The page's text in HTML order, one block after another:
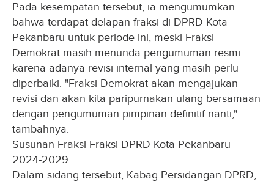
Pada kesempatan tersebut, ia mengumumkan
bahwa terdapat delapan fraksi di DPRD Kota
Pekanbaru untuk periode ini, meski Fraksi
Demokrat masih menunda pengumuman resmi
karena adanya revisi internal yang masih perlu
diperbaiki. "Fraksi Demokrat akan mengajukan
revisi dan akan kita paripurnakan ulang bersamaan
dengan pengumuman pimpinan definitif nanti,"
tambahnya.
Susunan Fraksi-Fraksi DPRD Kota Pekanbaru
2024-2029
Dalam sidang tersebut, Kabag Persidangan DPRD,